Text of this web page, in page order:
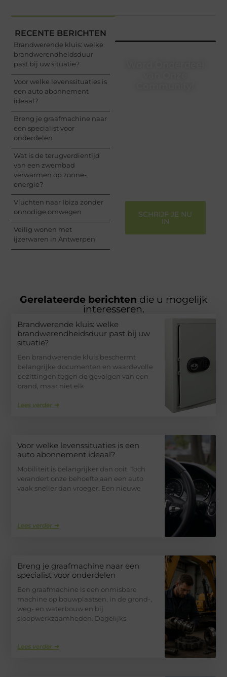
RECENTE BERICHTEN
Brandwerende kluis: welke
brandwerendheidsduur
past bij uw situatie?
Voor welke levenssituaties is
een auto abonnement
ideaal?
Breng je graafmachine naar
een specialist voor
onderdelen
Wat is de terugverdientijd
van een zwembad
verwarmen op zonne-
energie?
Vluchten naar Ibiza zonder
onnodige omwegen
Veilig wonen met
ijzerwaren in Antwerpen
SCHRIJF JE NU
IN
Gerelateerde berichten die u mogelijk
interesseren.
Brandwerende kluis: welke
brandwerendheidsduur past bij uw
situatie?
Een brandwerende kluis beschermt
belangrijke documenten en waardevolle
bezittingen tegen de gevolgen van een
brand, maar niet elk
Lees verder ➜
Voor welke levenssituaties is een
auto abonnement ideaal?
Mobiliteit is belangrijker dan ooit. Toch
verandert onze behoefte aan een auto
vaak sneller dan vroeger. Een nieuwe
Lees verder ➜
Breng je graafmachine naar een
specialist voor onderdelen
Een graafmachine is een onmisbare
machine op bouwplaatsen, in de grond-,
weg- en waterbouw en bij
sloopwerkzaamheden. Dagelijks
Lees verder ➜